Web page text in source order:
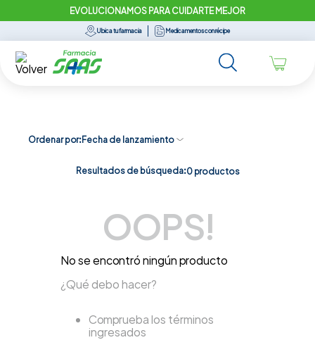
EVOLUCIONAMOS PARA CUIDARTE MEJOR
Ubica tu farmacia Medicamentos con récipe
Ordenar por Fecha de lanzamiento
Resultados de búsqueda:0 productos
OOPS!
No se encontró ningún producto
¿Qué debo hacer?
Comprueba los términos
ingresados